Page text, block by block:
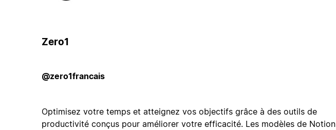
Zero1
@zero1francais
Optimisez votre temps et atteignez vos objectifs grâce à des outils de
productivité conçus pour améliorer votre efficacité. Les modèles de Notion